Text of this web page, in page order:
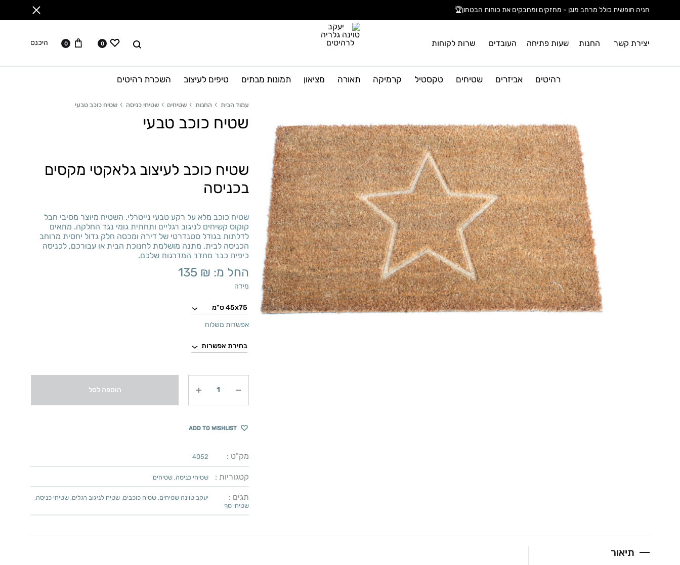
חניה חופשית כולל מרחב מוגן - מחזקים ומחבקים את כוחות הבטחון🏆
יצירת קשר החנות שעות פתיחה העובדים שרות לקוחות
יעקב
טוינה
גלריה
לרהיטים
לחפש ווישליסט
0 עגלה
0 היכנס
רהיטים אביזרים שטיחים טקסטיל קרמיקה תאורה מציאון תמונות מבתים טיפים לעיצוב השכרת רהיטים
עמוד הבית החנות שטיחים שטיחי כניסה שטיח כוכב טבעי
שטיח כוכב טבעי
שטיח כוכב לעיצוב גלאקטי מקסים
בכניסה
שטיח כוכב מלא על רקע טבעי נייטרלי. השטיח מיוצר מסיבי חבל
קוקוס קשיחים לניגוב רגליים ותחתית גומי נגד החלקה. מתאים
לדלתות בגודל סטנדרטי של דירה ומכסה חלק גדול יחסית מרוחב
הכניסה לבית. מתנה מושלמת לחנוכת הבית או עבורכם, לכניסה
כיפית כבר מחדר המדרגות שלכם.
החל מ: 135 ₪
מידה
אפשרות משלוח
הוספה לסל
ADD TO WISHLIST
מק"ט : 4052
קטגוריות : שטיחי כניסה, שטיחים
תגים : יעקב טוינה שטיחים, שטיח כוכבים, שטיח לניגוב רגלים, שטיחי כניסה,
שטיחי סף
תיאור